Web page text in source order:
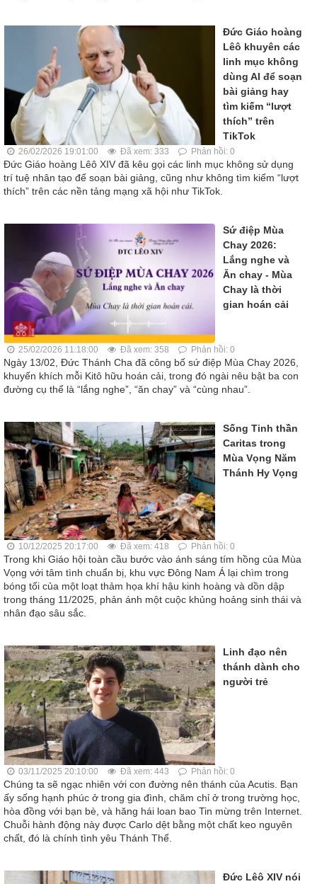
Đức Giáo hoàng
Lêô khuyên các
linh mục không
dùng AI để soạn
bài giảng hay
tìm kiếm “lượt
thích” trên
TikTok
26/02/2026 19:01:00 Đã xem: 333 Phản hồi: 0
Đức Giáo hoàng Lêô XIV đã kêu gọi các linh mục không sử dụng
trí tuệ nhân tạo để soạn bài giảng, cũng như không tìm kiếm “lượt
thích” trên các nền tảng mạng xã hội như TikTok.
Sứ điệp Mùa
Chay 2026:
Lắng nghe và
Ăn chay - Mùa
Chay là thời
gian hoán cải
25/02/2026 11:18:00 Đã xem: 358 Phản hồi: 0
Ngày 13/02, Đức Thánh Cha đã công bố sứ điệp Mùa Chay 2026,
khuyến khích mỗi Kitô hữu hoán cải, trong đó ngài nêu bật ba con
đường cụ thể là “lắng nghe”, “ăn chay” và “cùng nhau”.
Sống Tinh thần
Caritas trong
Mùa Vọng Năm
Thánh Hy Vọng
10/12/2025 20:17:00 Đã xem: 418 Phản hồi: 0
Trong khi Giáo hội toàn cầu bước vào ánh sáng tím hồng của Mùa
Vọng với tâm tình chuẩn bị, khu vực Đông Nam Á lại chìm trong
bóng tối của một loạt thảm họa khí hậu kinh hoàng và dồn dập
trong tháng 11/2025, phản ánh một cuộc khủng hoảng sinh thái và
nhân đạo sâu sắc.
Linh đạo nên
thánh dành cho
người trẻ
03/11/2025 20:10:00 Đã xem: 443 Phản hồi: 0
Chúng ta sẽ ngạc nhiên với con đường nên thánh của Acutis. Bạn
ấy sống hạnh phúc ở trong gia đình, chăm chỉ ở trong trường học,
hòa đồng với bạn bè, và hăng hái loan bao Tin mừng trên Internet.
Chuỗi hành động này được Carlo dệt bằng một chất keo nguyên
chất, đó là chính tình yêu Thánh Thể.
Đức Lêô XIV nói